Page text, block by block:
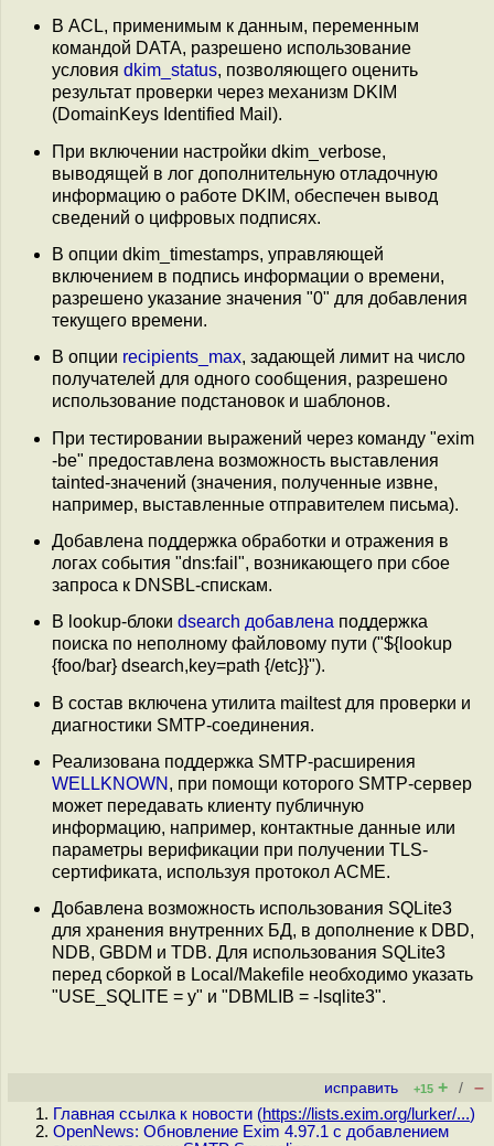
В ACL, применимым к данным, переменным
командой DATA, разрешено использование
условия dkim_status, позволяющего оценить
результат проверки через механизм DKIM
(DomainKeys Identified Mail).
При включении настройки dkim_verbose,
выводящей в лог дополнительную отладочную
информацию о работе DKIM, обеспечен вывод
сведений о цифровых подписях.
В опции dkim_timestamps, управляющей
включением в подпись информации о времени,
разрешено указание значения "0" для добавления
текущего времени.
В опции recipients_max, задающей лимит на число
получателей для одного сообщения, разрешено
использование подстановок и шаблонов.
При тестировании выражений через команду "exim
-be" предоставлена возможность выставления
tainted-значений (значения, полученные извне,
например, выставленные отправителем письма).
Добавлена поддержка обработки и отражения в
логах события "dns:fail", возникающего при сбое
запроса к DNSBL-спискам.
В lookup-блоки dsearch добавлена поддержка
поиска по неполному файловому пути ("${lookup
{foo/bar} dsearch,key=path {/etc}}").
В состав включена утилита mailtest для проверки и
диагностики SMTP-соединения.
Реализована поддержка SMTP-расширения
WELLKNOWN , при помощи которого SMTP-сервер
может передавать клиенту публичную
информацию, например, контактные данные или
параметры верификации при получении TLS-
сертификата, используя протокол ACME.
Добавлена возможность использования SQLite3
для хранения внутренних БД, в дополнение к DBD,
NDB, GBDM и TDB. Для использования SQLite3
перед сборкой в Local/Makefile необходимо указать
"USE_SQLITE = y" и "DBMLIB = -lsqlite3".
исправить +15 + / –
Главная ссылка к новости (https://lists.exim.org/lurker/...)
OpenNews: Обновление Exim 4.97.1 с добавлением